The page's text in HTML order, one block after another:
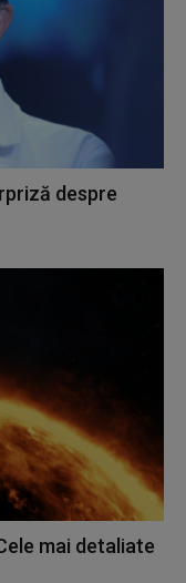
despre
mai detaliate